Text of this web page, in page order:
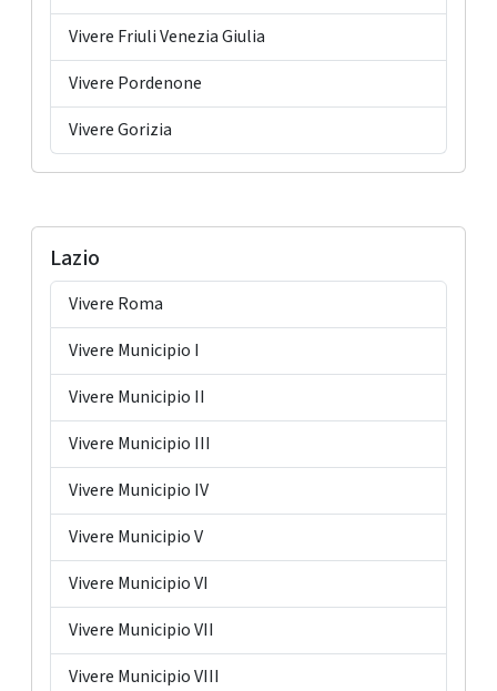
Vivere Friuli Venezia Giulia
Vivere Pordenone
Vivere Gorizia
Lazio
Vivere Roma
Vivere Municipio I
Vivere Municipio II
Vivere Municipio III
Vivere Municipio IV
Vivere Municipio V
Vivere Municipio VI
Vivere Municipio VII
Vivere Municipio VIII